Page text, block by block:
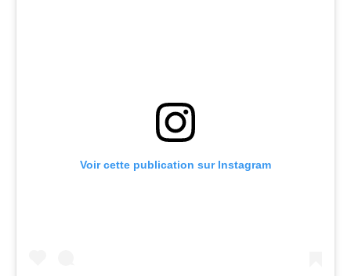
Voir cette publication sur Instagram